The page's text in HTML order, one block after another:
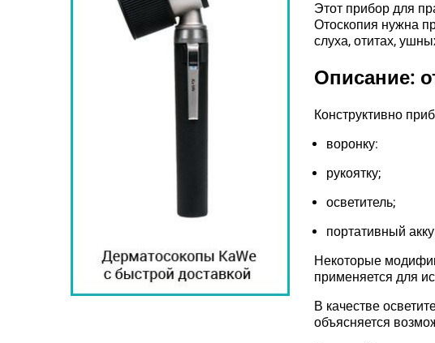
Этот прибор для
Отоскопия нужна
слуха, отитах,
Описание:
Конструктивно
воронку:
рукоятку;
осветитель;
портативный
Некоторые
применяется для
В качестве
объясняется